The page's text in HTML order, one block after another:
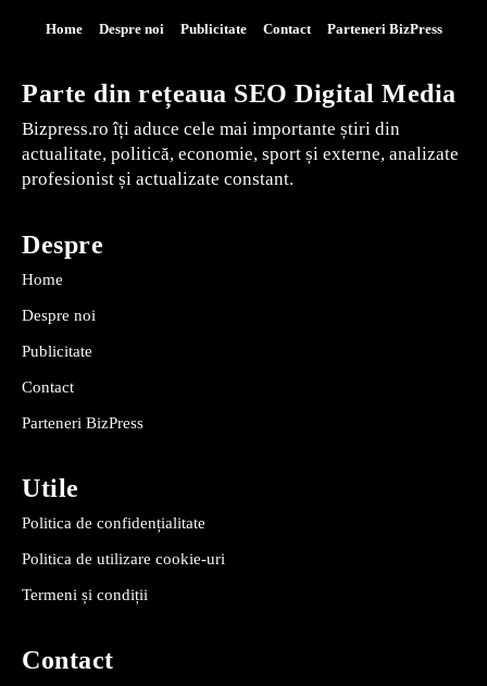
Home Despre noi Publicitate Contact Parteneri BizPress
Parte din rețeaua SEO Digital Media
Bizpress.ro îți aduce cele mai importante știri din
actualitate, politică, economie, sport și externe, analizate
profesionist și actualizate constant.
Despre
Home
Despre noi
Publicitate
Contact
Parteneri BizPress
Utile
Politica de confidențialitate
Politica de utilizare cookie-uri
Termeni și condiții
Contact